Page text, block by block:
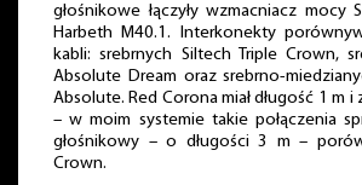
głośnikowe łączyły wzmacniacz
Harbeth M40.1. Interkonekty
kabli: srebrnych Siltech Triple Crown,
Absolute Dream oraz srebrno-
Absolute. Red Corona miał długość 1 m
– w moim systemie takie połączenia
głośnikowy – o długości 3 m –
Crown.